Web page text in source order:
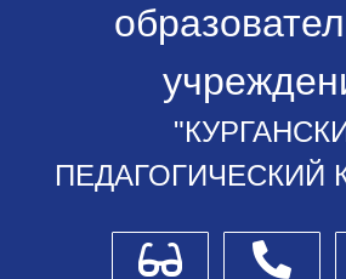
ПЕДАГОГИЧЕСКИЙ
Для слабовидящих